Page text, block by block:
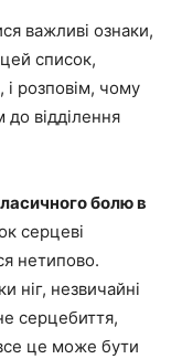
важливі ознаки,
список,
і розповім, чому
до відділення
болю в
серцеві
нетипово.
ніг, незвичайні
серцебиття,
це може бути